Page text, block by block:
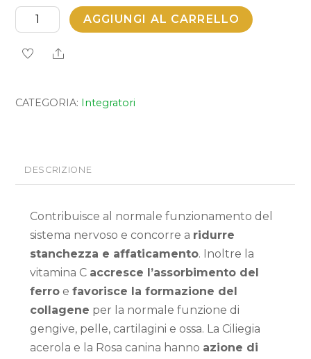
ORANGE
C
MASTICABILE
AGGIUNGI AL CARRELLO
Share
CATEGORIA: Integratori
DESCRIZIONE
Contribuisce al normale funzionamento del
sistema nervoso e concorre a ridurre
stanchezza e affaticamento. Inoltre la
vitamina C accresce l’assorbimento del
ferroe favorisce la formazione del
collagene per la normale funzione di
gengive, pelle, cartilagini e ossa. La Ciliegia
acerola e la Rosa canina hanno azione di